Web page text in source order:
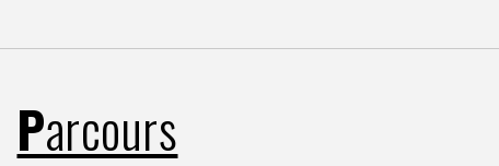
Parcours